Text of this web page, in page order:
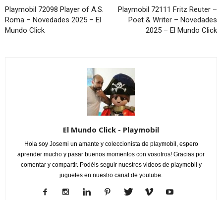
Playmobil 72098 Player of A.S.
Roma – Novedades 2025 – El
Mundo Click
Playmobil 72111 Fritz Reuter –
Poet & Writer – Novedades
2025 – El Mundo Click
El Mundo Click - Playmobil
Hola soy Josemi un amante y coleccionista de playmobil, espero
aprender mucho y pasar buenos momentos con vosotros! Gracias por
comentar y compartir. Podéis seguir nuestros videos de playmobil y
juguetes en nuestro canal de youtube.